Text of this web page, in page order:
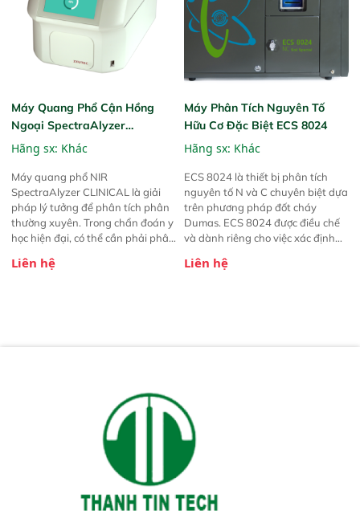
phẩm, hóa chất, phân bón, nhựa,
khoáng sản,…đo mẫu dạng bột,
dạng lỏng, dạng hạt, dạng tấm,
dạng rắn,…
phẩm, hóa chất, phân bón, nhựa,
khoáng sản,…đo mẫu dạng bột,
dạng lỏng, dạng hạt, dạng tấm,
dạng rắn,…
Máy Quang Phổ Cận Hồng
Ngoại SpectraAlyzer
CLINICAL
Hãng sx: Khác
Máy quang phổ NIR
SpectraAlyzer CLINICAL là giải
pháp lý tưởng để phân tích phân
thường xuyên. Trong chẩn đoán y
học hiện đại, có thể cần phải phân
phần phân như nước, chất béo,
Liên hệ
Máy Phân Tích Nguyên Tố
Hữu Cơ Đặc Biệt ECS 8024
Hãng sx: Khác
ECS 8024 là thiết bị phân tích
nguyên tố N và C chuyên biệt dựa
trên phương pháp đốt cháy
Dumas. ECS 8024 được điều chế
và dành riêng cho việc xác định
mẫu tương tự. Nguyên lý của thiết
Liên hệ